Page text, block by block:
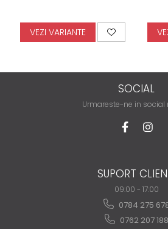
VEZI VARIANTE
SOCIAL
Urmareste-ne in social
SUPORT
09:00 - 17:00
0784 275
0762 207 188